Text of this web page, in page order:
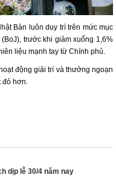
Bản luôn duy trì trên mức mục
trước khi giảm xuống 1,6%
liệu mạnh tay từ Chính phủ.
động giải trí và thưởng ngoạn
hơn.
dịp lễ 30/4 năm nay